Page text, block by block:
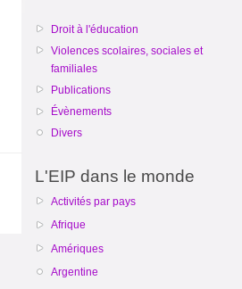
Droit à l'éducation
Violences scolaires, sociales et
familiales
Publications
Évènements
Divers
L'EIP dans le monde
Activités par pays
Afrique
Amériques
Argentine